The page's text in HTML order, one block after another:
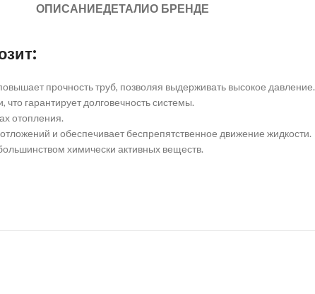
ОПИСАНИЕДЕТАЛИО БРЕНДЕ
прочность труб, позволяя выдерживать высокое давление.
гарантирует долговечность системы.
отопления.
и обеспечивает беспрепятственное движение жидкости.
химически активных веществ.